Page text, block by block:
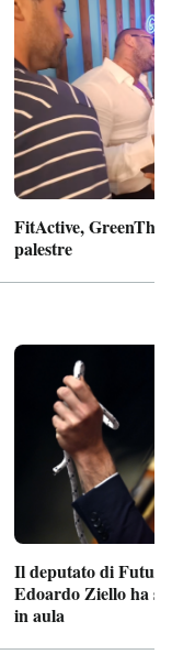
FitActive,
palestre
Il deputato di
Edoardo Ziello ha
in aula